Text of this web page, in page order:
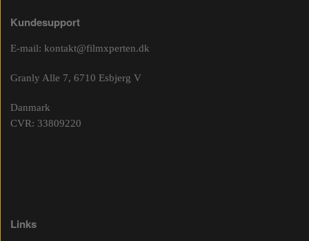
Kundesupport
E-mail: kontakt@filmxperten.dk
Granly Alle 7, 6710 Esbjerg V
Danmark
CVR: 33809220
Links